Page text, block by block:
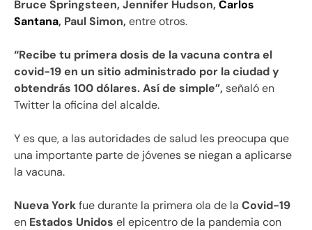
Bruce Springsteen, Jennifer Hudson, Carlos
Santana, Paul Simon, entre otros.
“Recibe tu primera dosis de la vacuna contra el
covid-19 en un sitio administrado por la ciudad y
obtendrás 100 dólares. Así de simple”, señaló en
Twitter la oficina del alcalde.
Y es que, a las autoridades de salud les preocupa que
una importante parte de jóvenes se niegan a aplicarse
la vacuna.
Nueva Yorkfue durante la primera ola de la Covid-19
en Estados Unidos el epicentro de la pandemia con